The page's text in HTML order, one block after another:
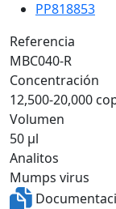
PP818853
Referencia
MBC040-R
Concentración
12,500-20,000
Volumen
50 µl
Analitos
Mumps virus